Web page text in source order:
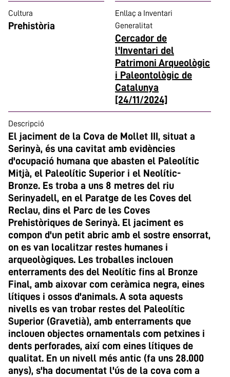
Cultura
Prehistòria
Enllaç a Inventari
Generalitat
Cercador de
l'Inventari del
Patrimoni Arqueològic
i Paleontològic de
Catalunya
[24/11/2024]
Descripció
El jaciment de la Cova de Mollet III, situat a
Serinyà, és una cavitat amb evidències
d'ocupació humana que abasten el Paleolític
Mitjà, el Paleolític Superior i el Neolític-
Bronze. Es troba a uns 8 metres del riu
Serinyadell, en el Paratge de les Coves del
Reclau, dins el Parc de les Coves
Prehistòriques de Serinyà. El jaciment es
compon d'un petit abric amb el sostre ensorrat,
on es van localitzar restes humanes i
arqueològiques. Les troballes inclouen
enterraments des del Neolític fins al Bronze
Final, amb aixovar com ceràmica negra, eines
lítiques i ossos d'animals. A sota aquests
nivells es van trobar restes del Paleolític
Superior (Gravetià), amb enterraments que
inclouen objectes ornamentals com petxines i
dents perforades, així com eines lítiques de
qualitat. En un nivell més antic (fa uns 28.000
anys), s'ha documentat l'ús de la cova com a